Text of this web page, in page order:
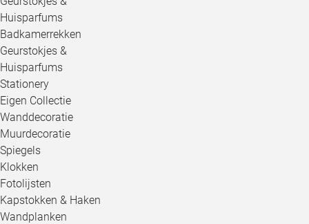
Huisparfums
Badkamerrekken
Geurstokjes &
Huisparfums
Stationery
Eigen Collectie
Wanddecoratie
Muurdecoratie
Spiegels
Klokken
Fotolijsten
Kapstokken & Haken
Wandplanken